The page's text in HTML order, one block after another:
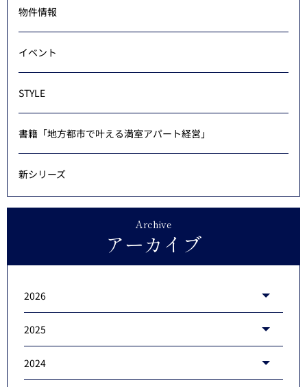
物件情報
イベント
STYLE
書籍「地方都市で叶える満室アパート経営」
新シリーズ
Archive
アーカイブ
2026
2025
2024